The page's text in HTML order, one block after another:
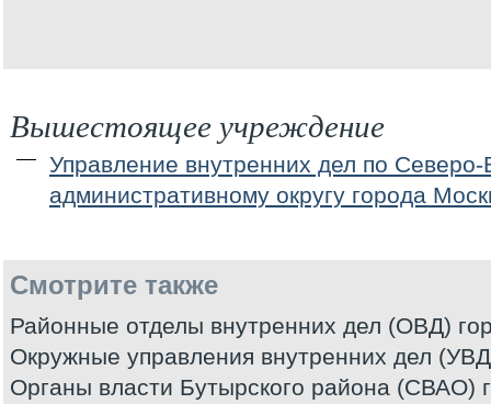
Вышестоящее учреждение
Управление внутренних дел по
административному округу города
Смотрите также
Районные отделы внутренних дел (ОВД)
Окружные управления внутренних дел
Органы власти Бутырского района (СВАО)